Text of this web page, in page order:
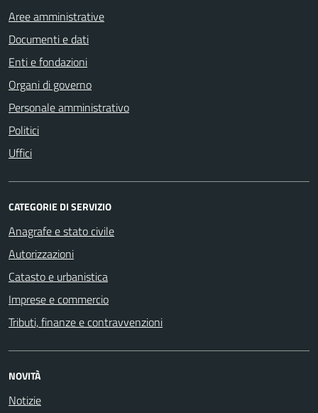
Aree amministrative
Documenti e dati
Enti e fondazioni
Organi di governo
Personale amministrativo
Politici
Uffici
CATEGORIE DI SERVIZIO
Anagrafe e stato civile
Autorizzazioni
Catasto e urbanistica
Imprese e commercio
Tributi, finanze e contravvenzioni
NOVITÀ
Notizie